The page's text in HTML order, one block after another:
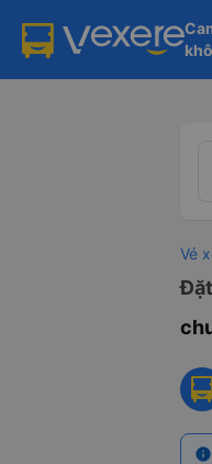
Vé
info